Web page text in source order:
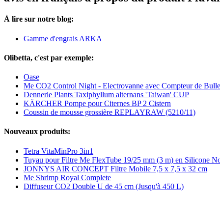
À lire sur notre blog:
Gamme d'engrais ARKA
Olibetta, c'est par exemple:
Oase
Me CO2 Control Night - Electrovanne avec Compteur de
Dennerle Plants Taxiphyllum alternans 'Taiwan' CUP
KÄRCHER Pompe pour Citernes BP 2 Cistern
Coussin de mousse grossière REPLAYRAW (5210/11)
Nouveaux produits:
Tetra VitaMinPro 3in1
Tuyau pour Filtre Me FlexTube 19/25 mm (3 m) en Silicone
JONNYS AIR CONCEPT Filtre Mobile 7,5 x 7,5 x 32 cm
Me Shrimp Royal Complete
Diffuseur CO2 Double U de 45 cm (Jusqu'à 450 L)